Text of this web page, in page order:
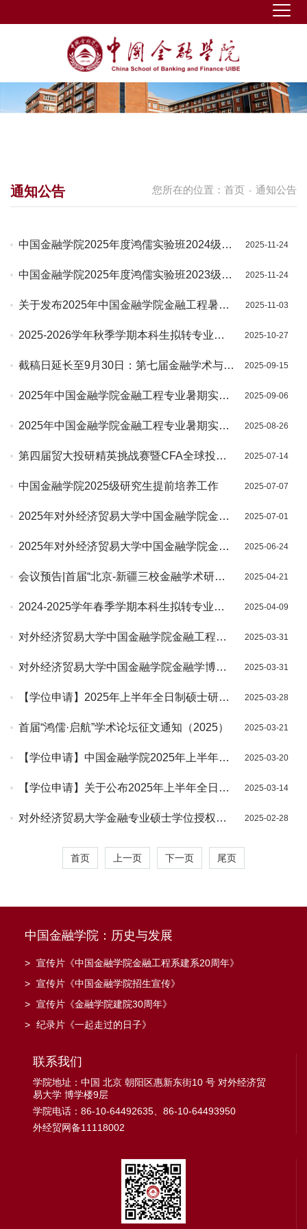
您所在的位置： 首页 - 通知公告
通知公告
中国金融学院2025年度鸿儒实验班2024级专
2025-11-24
中国金融学院2025年度鸿儒实验班2023级专
2025-11-24
关于发布2025年中国金融学院金融工程暑期
2025-11-03
2025-2026学年秋季学期本科生拟转专业名
2025-10-27
截稿日延长至9月30日：第七届金融学术与政
2025-09-15
2025年中国金融学院金融工程专业暑期实训
2025-09-06
2025年中国金融学院金融工程专业暑期实训-
2025-08-26
第四届贸大投研精英挑战赛暨CFA全球投资
选拔赛的报名通知
2025-07-14
中国金融学院2025级研究生提前培养工作 2025-07-07
2025年对外经济贸易大学中国金融学院金融
2025-07-01
2025年对外经济贸易大学中国金融学院金融
2025-06-24
会议预告|首届“北京-新疆三校金融学术研讨
2025-04-21
2024-2025学年春季学期本科生拟转专业名
2025-04-09
对外经济贸易大学中国金融学院金融工程博
2025-03-31
对外经济贸易大学中国金融学院金融学博士
2025-03-31
【学位申请】2025年上半年全日制硕士研究
2025-03-28
首届“鸿儒·启航”学术论坛征文通知（2025） 2025-03-21
【学位申请】中国金融学院2025年上半年全
2025-03-20
【学位申请】关于公布2025年上半年全日制
2025-03-14
对外经济贸易大学金融专业硕士学位授权点
2025-02-28
首页 上一页 下一页 尾页
中国金融学院：历史与发展
> 宣传片《中国金融学院金融工程系建系20周年》
> 宣传片《中国金融学院招生宣传》
> 宣传片《金融学院建院30周年》
> 纪录片《一起走过的日子》
联系我们
学院地址：中国 北京 朝阳区惠新东街10 号 对外经济贸
易大学 博学楼9层
学院电话：86-10-64492635、86-10-64493950
外经贸网备11118002